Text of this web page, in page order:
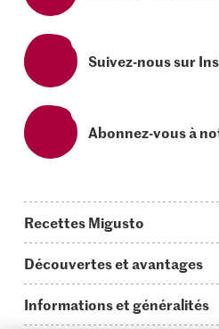
Suivez-nous sur
Abonnez-vous à
Recettes Migusto
Idées de menus
Découvertes et avantages
Informations et généralités